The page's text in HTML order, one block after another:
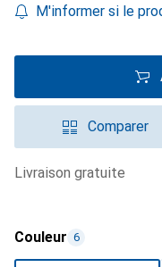
M'informer si le
Comparer
livraison gratuite
Couleur 6